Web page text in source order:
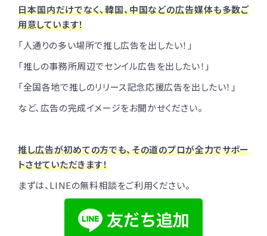
日本国内だけでなく、韓国、中国などの広告媒体も多数ご
用意しています！
「人通りの多い場所で推し広告を出したい！」
「推しの事務所周辺でセンイル広告を出したい！」
「全国各地で推しのリリース記念応援広告を出したい！」
など、広告の完成イメージをお聞かせください。
推し広告が初めての方でも、その道のプロが全力でサポー
トさせていただきます！
まずは、LINEの無料相談をご利用ください。